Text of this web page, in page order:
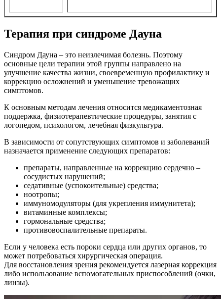
Терапия при синдроме Дауна
Синдром Дауна – это неизлечимая болезнь. Поэтому
основные цели терапии этой группы направлено на
улучшение качества жизни, своевременную профилактику и
коррекцию осложнений и уменьшение тревожащих
симптомов.
К основным методам лечения относится медикаментозная
поддержка, физиотерапевтические процедуры, занятия с
логопедом, психологом, лечебная физкультура.
В зависимости от сопутствующих симптомов и заболеваний
назначается применение следующих препаратов:
препараты, направленные на коррекцию сердечно –
сосудистых нарушений;
седативные (успокоительные) средства;
ноотропы;
иммуномодуляторы (для укрепления иммунитета);
витаминные комплексы;
гормональные средства;
противовоспалительные препараты.
Если у человека есть пороки сердца или других органов, то
может потребоваться хирургическая операция.
Для восстановления зрения рекомендуется лазерная коррекция
либо использование вспомогательных приспособлений (очки,
линзы).